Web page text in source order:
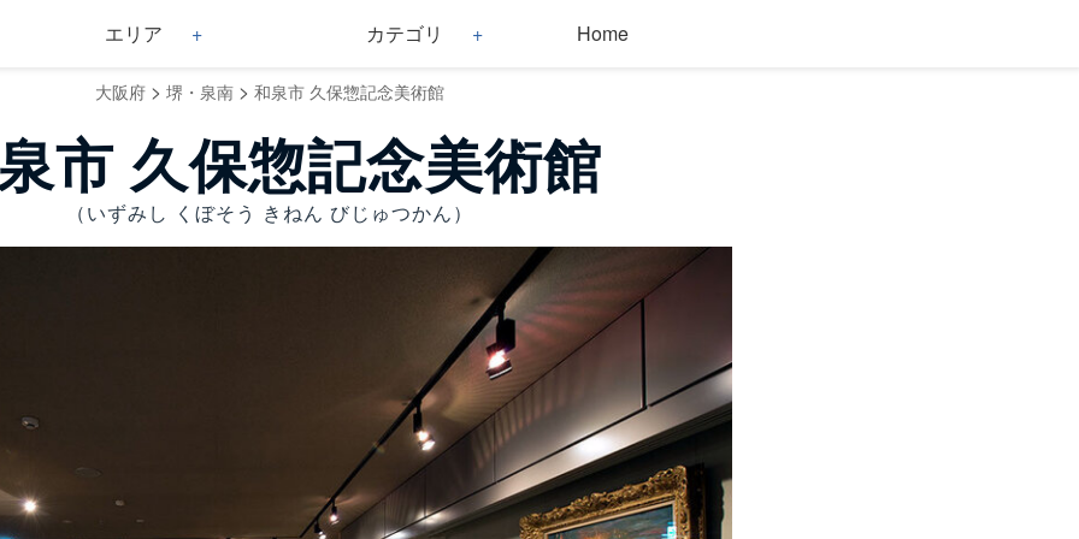
エリア カテゴリ Home
大阪府 > 堺・泉南 > 和泉市 久保惣記念美術館
市 久保惣記念美術館
（いずみし くぼそう きねん びじゅつかん）